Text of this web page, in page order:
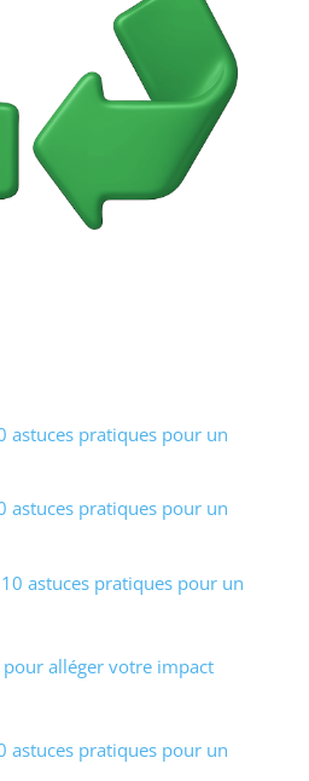
astuces pratiques pour un
astuces pratiques pour un
astuces pratiques pour un
alléger votre impact
astuces pratiques pour un